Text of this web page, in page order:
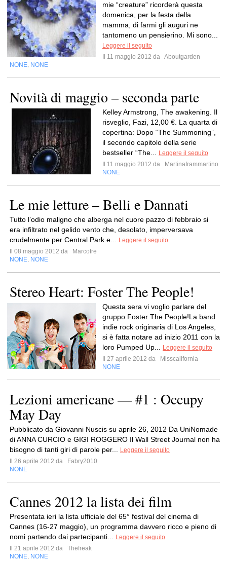
mie “creature” ricorderà questa
domenica, per la festa della
mamma, di farmi gli auguri ne
tantomeno un pensierino. Mi sono...
Leggere il seguito
Il 11 maggio 2012 da Aboutgarden
NONE NONE
Novità di maggio – seconda parte
Kelley Armstrong, The awakening. Il
risveglio, Fazi, 12,00 €. La quarta di
copertina: Dopo “The Summoning”,
il secondo capitolo della serie
bestseller “The...
Leggere il seguito
Il 11 maggio 2012 da
Martinaframmartino
NONE
Le mie letture – Belli e Dannati
Tutto l’odio maligno che alberga nel cuore pazzo di febbraio si
era infiltrato nel gelido vento che, desolato, imperversava
crudelmente per Central Park e...
Leggere il seguito
Il 08 maggio 2012 da
Marcofre
NONE NONE
Stereo Heart: Foster The People!
Questa sera vi voglio parlare del
gruppo Foster The People!La band
indie rock originaria di Los Angeles,
si è fatta notare ad inizio 2011 con la
loro Pumped Up...
Leggere il seguito
Il 27 aprile 2012 da
Misscalifornia
NONE
Lezioni americane — #1 : Occupy
May Day
Pubblicato da Giovanni Nuscis su aprile 26, 2012 Da UniNomade
di ANNA CURCIO e GIGI ROGGERO Il Wall Street Journal non ha
bisogno di tanti giri di parole per...
Leggere il seguito
Il 26 aprile 2012 da
Fabry2010
NONE
Cannes 2012 la lista dei film
Presentata ieri la lista ufficiale del 65° festival del cinema di
Cannes (16-27 maggio), un programma davvero ricco e pieno di
nomi partendo dai partecipanti...
Leggere il seguito
Il 21 aprile 2012 da
Thefreak
NONE NONE